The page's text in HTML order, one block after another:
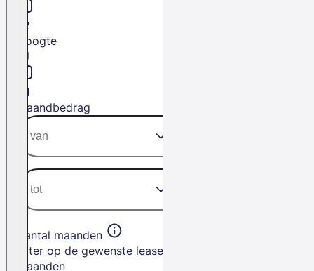
L2
Hoogte
H1
Maandbedrag
Aantal maanden
Filter op de gewenste leasetermijn in
maanden